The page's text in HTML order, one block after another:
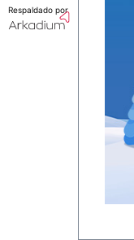
Respaldado por